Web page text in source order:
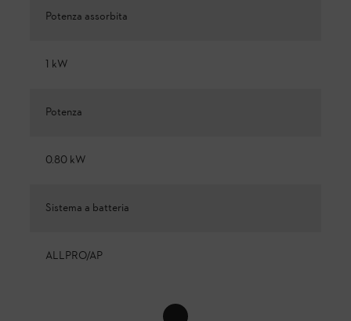
Potenza assorbita
1 kW
Potenza
0.80 kW
Sistema a batteria
ALLPRO/AP